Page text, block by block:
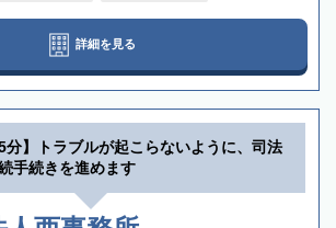
詳細を見る
分】トラブルが起こらないように、司法
手続きを進めます